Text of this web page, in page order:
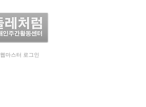
웹마스터 로그인